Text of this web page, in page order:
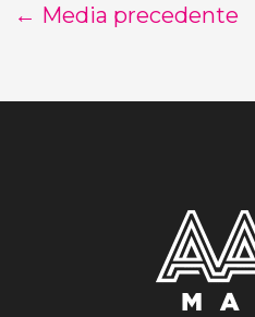
← Media precedente